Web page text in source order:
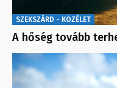
SZEKSZÁRD - KÖZÉLET
A hőség tovább